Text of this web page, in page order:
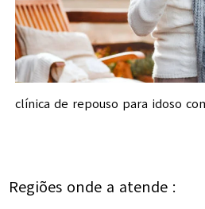
clínica de repouso para idoso
Regiões onde a atende :